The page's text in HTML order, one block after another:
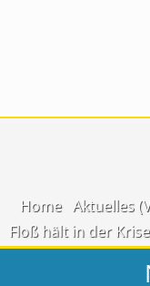
Home Aktuelles
Floß hält in der